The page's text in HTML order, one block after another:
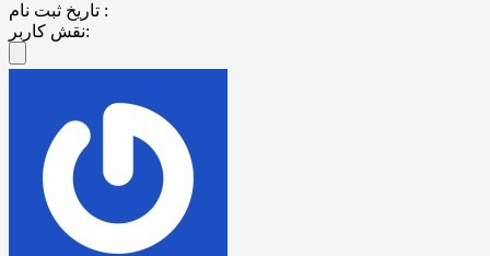
تاریخ ثبت نام :
نقش کاربر: